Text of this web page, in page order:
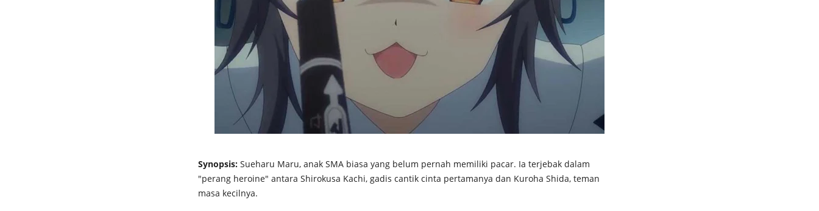
Synopsis:Sueharu Maru, anak SMA biasa yang belum pernah memiliki pacar. Ia terjebak dalam
"perang heroine" antara Shirokusa Kachi, gadis cantik cinta pertamanya dan Kuroha Shida, teman
masa kecilnya.